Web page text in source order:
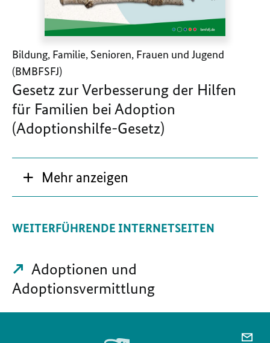
Bildung, Familie, Senioren, Frauen und Jugend
(BMBFSFJ)
Gesetz zur Verbesserung der Hilfen
für Familien bei Adoption
(Adoptionshilfe-Gesetz)
Mehr anzeigen
WEITERFÜHRENDE INTERNETSEITEN
Adoptionen und
Adoptionsvermittlung